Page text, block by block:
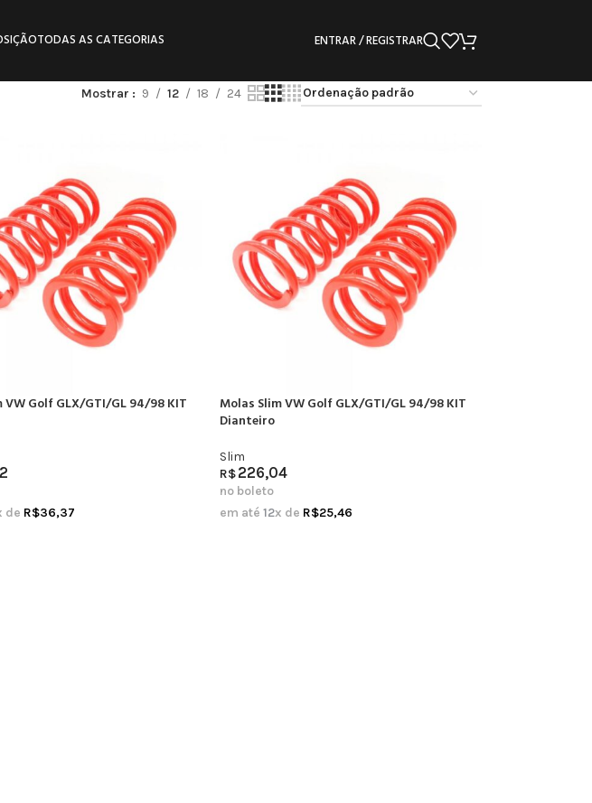
TODAS AS CATEGORIAS ENTRAR / REGISTRAR
Mostrar 9 12 18 24
VW Golf GLX/GTI/GL 94/98 KIT
de R$36,37
Molas Slim VW Golf GLX/GTI/GL 94/98 KIT
Dianteiro
Slim
R$226,04
no boleto
em até12x de R$25,46